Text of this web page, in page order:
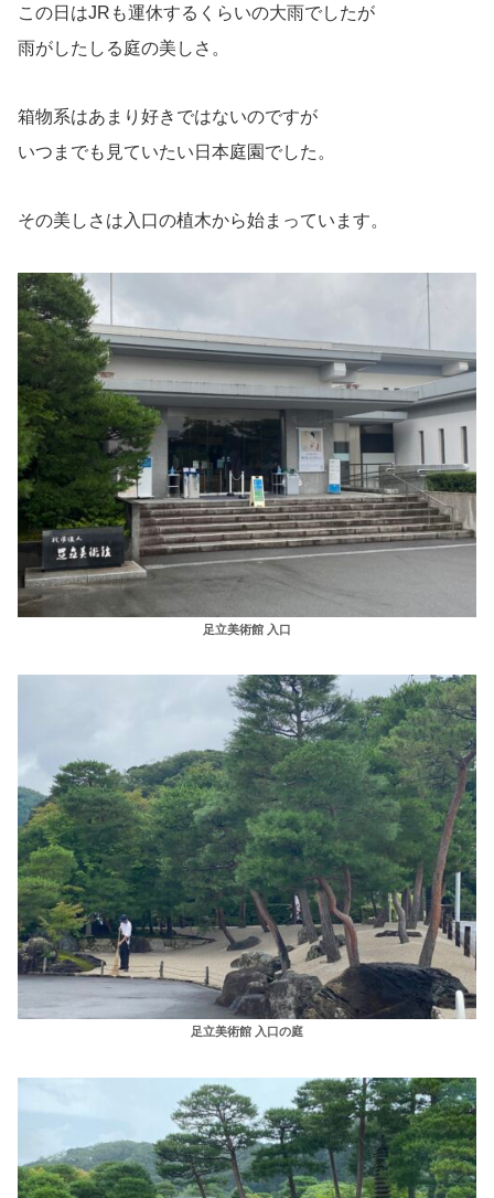
この日はJRも運休するくらいの大雨でしたが
雨がしたしる庭の美しさ。
箱物系はあまり好きではないのですが
いつまでも見ていたい日本庭園でした。
その美しさは入口の植木から始まっています。
足立美術館 入口
足立美術館 入口の庭